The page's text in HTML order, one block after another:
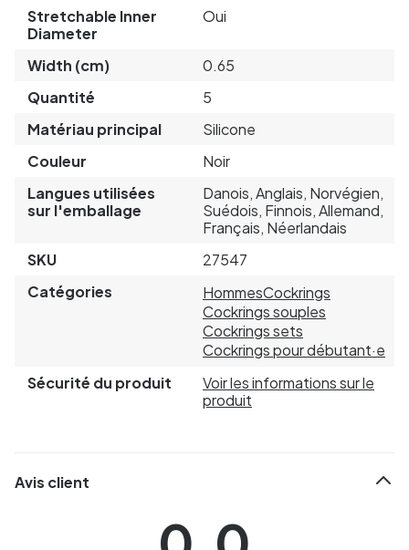
Stretchable Inner
Diameter
Oui
Width (cm)
0.65
Quantité
5
Matériau principal
Silicone
Couleur
Noir
Langues utilisées
sur l'emballage
Danois, Anglais, Norvégien,
Suédois, Finnois, Allemand,
Français, Néerlandais
SKU
27547
Catégories
HommesCockrings
Cockrings souples
Cockrings sets
Cockrings pour débutant·e
Sécurité du produit
Voir les informations sur le
produit
Avis client